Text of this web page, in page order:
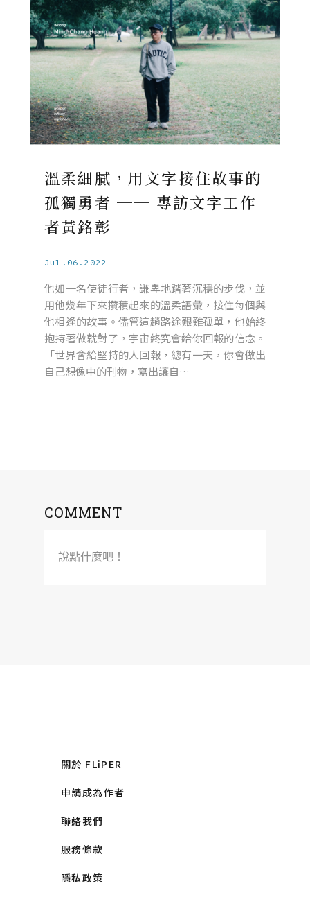
溫柔細膩，用文字接住故事的
孤獨勇者 ── 專訪文字工作
者黃銘彰
Jul.06.2022
他如一名使徒行者，謙卑地踏著沉穩的步伐，並
用他幾年下來攢積起來的溫柔語彙，接住每個與
他相逢的故事。儘管這趟路途艱難孤單，他始終
抱持著做就對了，宇宙終究會給你回報的信念。
「世界會給堅持的人回報，總有一天，你會做出
自己想像中的刊物，寫出讓自…
COMMENT
說點什麼吧！
關於 FLiPER
申請成為作者
聯絡我們
服務條款
隱私政策